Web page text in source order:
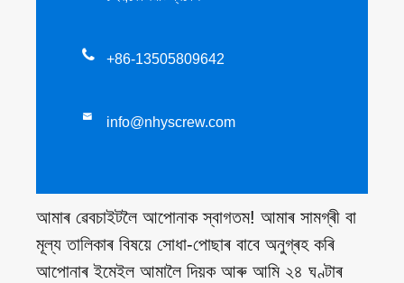
 +86-13505809642
 info@nhyscrew.com
আমাৰ ৱেবচাইটলৈ আপোনাক স্বাগতম! আমাৰ সামগ্ৰী বা
মূল্য তালিকাৰ বিষয়ে সোধা-পোছাৰ বাবে অনুগ্ৰহ কৰি
আপোনাৰ ইমেইল আমালৈ দিয়ক আৰু আমি ২৪ ঘণ্টাৰ